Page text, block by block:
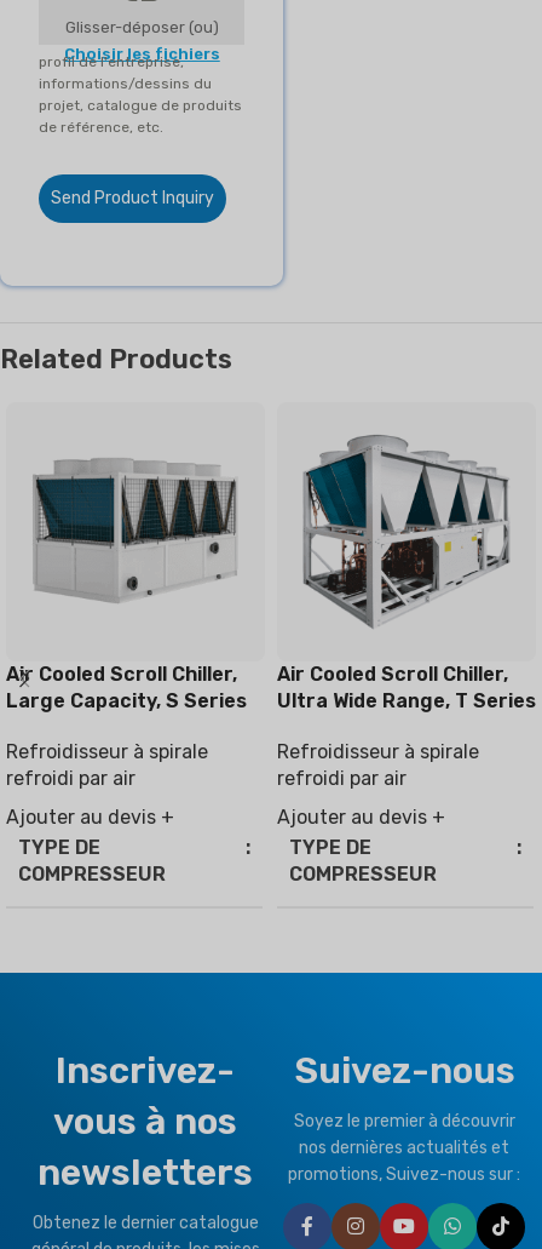
Glisser-déposer (ou)
Choisir les fichiers
profil de l'entreprise,
informations/dessins du
projet, catalogue de produits
de référence, etc.
Send Product Inquiry
Related Products
Air Cooled Scroll Chiller,
Large Capacity, S Series
Refroidisseur à spirale
refroidi par air
Ajouter au devis +
TYPE DE
COMPRESSEUR
TYPE DE CLIMAT
MARQUE
Air Cooled Scroll Chiller,
Ultra Wide Range, T Series
Refroidisseur à spirale
refroidi par air
Ajouter au devis +
TYPE DE
COMPRESSEUR
R32, R410a
TYPE DE CLIMAT
T1 État normal,T3 Tropical
Inscrivez-
vous à nos
newsletters
Obtenez le dernier catalogue
Suivez-nous
Soyez le premier à découvrir
nos dernières actualités et
promotions, Suivez-nous sur :